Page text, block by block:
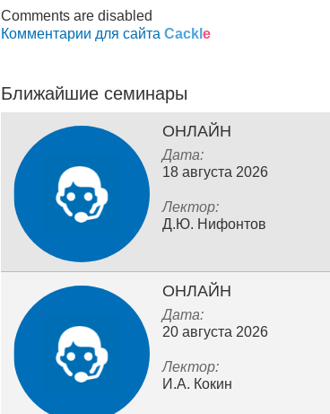
Comments are disabled
Комментарии для сайта Cackl e
Ближайшие семинары
ОНЛАЙН
Дата:
18 августа 2026
Лектор:
Д.Ю. Нифонтов
ОНЛАЙН
Дата:
20 августа 2026
Лектор:
И.А. Кокин